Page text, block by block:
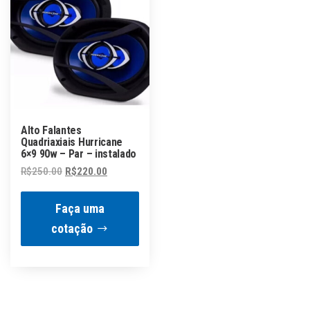
Alto Falantes
Quadriaxiais Hurricane
6×9 90w – Par – instalado
R$250.00 O
original
R$250.00.
R$220.00
Faça uma
cotação